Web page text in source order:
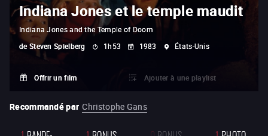
Indiana Jones et le temple maudit
Indiana Jones and the Temple of Doom
de Steven Spielberg 1h53 1983 États-Unis
Offrir un film Ajouter à une playlist
Recommandé par Christophe Gans